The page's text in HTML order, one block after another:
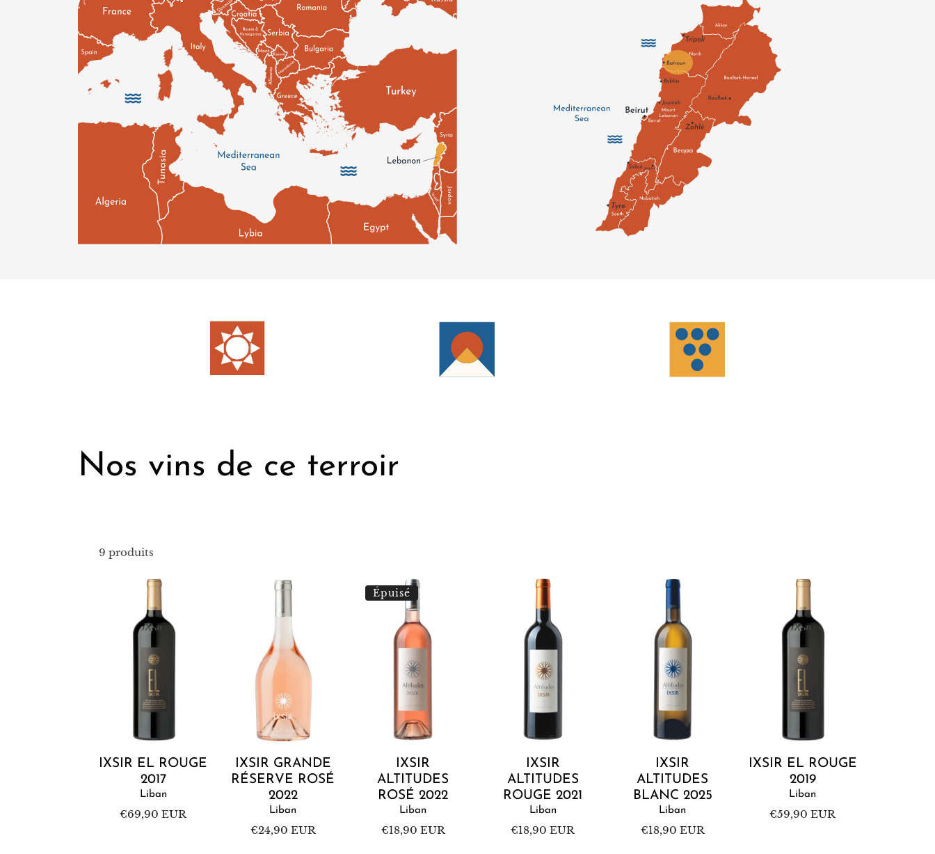
retirez les zestes, ajoutez de l’eau sucrée et une rasade d’eau de fleur d’oranger. Pour le reste, un débat demeure entre les conservateurs qui s’en
tiennent là, et les modernes, qui y ajoutent de la menthe, du basilic ou de la fraise… Mais ne nous arrêtons pas à ces débats de citrons !
Au-delà de la ville, la région de Batroun compte 68 villages, alignés comme une étroite langue de terre allant de la mer vers les collines, dont
Rachana, village d’origine des sculpteurs de la famille Basbous, transformé en salle d’exposition en plein air, les œuvres d’art en occupant chaque
recoin ; Douma, aux 240 maisons patrimoniales ; ou encore, plus haut, allant jusqu’à 1800 m au-dessus du niveau de la mer, Tannourine, qui
héberge la plus grande forêt de cèdres au Liban et de magnifiques cascades naturelles (pour y parvenir, suivre l’aqueduc romain).
A ce parcours parsemé de B&B et maisons d'hôtes installés dans d’anciennes maisons rénovées, se greffe la Route des Vins, puisque les collines
sont jalonnées de nombreux vignobles qui proposent des dégustations et, pour certains d’entre eux, de quoi se restaurer. Il faut dire que la
tradition vinicole de la région de Batroun remonte à très loin. Comme partout au Liban. De la période phénicienne, ont été retrouvées des pièces
de poterie et des amphores ayant servies au transport du vin. La monnaie locale, durant l'époque gréco-romaine, était frappée de symboles relatifs
au vin : la figure de Dionysos, l'amphore ou la grappe de raisin. Et les Grecs d’Alexandre Le Grand avaient même baptisé la région "Botrys", qui
signifie « la grappe de raisin », en référence aux vignes qui dominaient l’agriculture d’alors.
renaissance initiée durant une période où la reconstruction du Liban avait été entamée. Si cette reconstruction n’a pas donné de résultats au
niveau d’un pays, elle a tout de même porté ses fruits à Batroun, dont les coteaux sont désormais jalonnés de vignes plantées en terrasse.
Nos vins de ce terroir
9 produits
Ajouter au panier
IXSIR EL ROUGE
2017
Liban
Prix
habituel
€69,90 EUR
Ajouter au panier
IXSIR GRANDE
RÉSERVE ROSÉ
2022
Liban
Prix
habituel
€24,90 EUR
Ixsir
Altitudes
Épuisé
Épuisé
IXSIR
ALTITUDES
ROSÉ 2022
Liban
Prix
habituel
€18,90 EUR
Altitudes
Ajouter au panier
IXSIR
ALTITUDES
ROUGE 2021
Liban
Prix
habituel
€18,90 EUR
Altitudes
Ajouter au panier
IXSIR
ALTITUDES
BLANC 2025
Liban
Prix
habituel
€18,90 EUR
Ajouter au panier
IXSIR EL ROUGE
2019
Liban
Prix
habituel
€59,90 EUR